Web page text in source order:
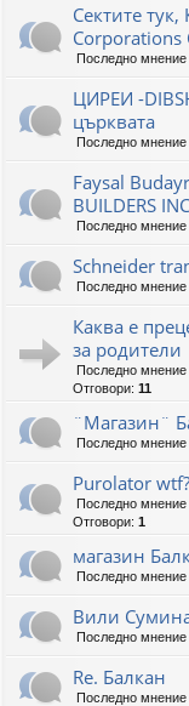
Сектите
Corporations
Последно мнение
ЦИРЕИ -
църквата
Последно мнение
Faysal
BUILDERS INC
Последно мнение
Schneider
Последно мнение
Каква е
за родители
Последно мнение
Отговори: 11
¨Магазин¨
Последно мнение
Purolator
Последно мнение
Отговори: 1
магазин
Последно мнение
Вили
Последно мнение
Re. Балкан
Последно мнение